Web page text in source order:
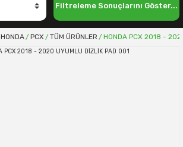
Filtreleme Sonuçlarını Göster...
HONDA PCX TÜM ÜRÜNLER HONDA PCX 2018 -